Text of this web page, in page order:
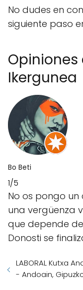
No dudes en
siguiente paso
Opiniones
Ikergunea
Bo Beti
1/5
No os pongo
una vergüenza
que depende
Donosti se
LABORAL Kutxa
- Andoain,